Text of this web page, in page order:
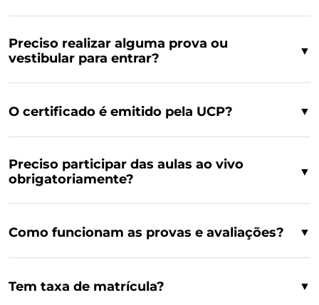
Preciso realizar alguma prova ou
vestibular para entrar?
▼
O certificado é emitido pela UCP? ▼
Preciso participar das aulas ao vivo
obrigatoriamente?
▼
Como funcionam as provas e avaliações? ▼
Tem taxa de matrícula? ▼